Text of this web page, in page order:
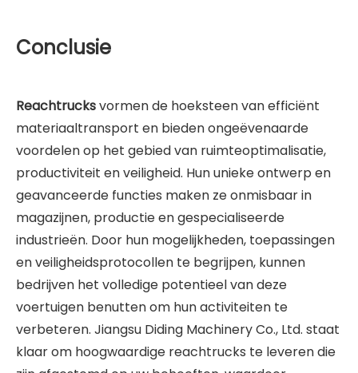
Conclusie
Reachtrucksvormen de hoeksteen van efficiënt
materiaaltransport en bieden ongeëvenaarde
voordelen op het gebied van ruimteoptimalisatie,
productiviteit en veiligheid. Hun unieke ontwerp en
geavanceerde functies maken ze onmisbaar in
magazijnen, productie en gespecialiseerde
industrieën. Door hun mogelijkheden, toepassingen
en veiligheidsprotocollen te begrijpen, kunnen
bedrijven het volledige potentieel van deze
voertuigen benutten om hun activiteiten te
verbeteren. Jiangsu Diding Machinery Co., Ltd. staat
klaar om hoogwaardige reachtrucks te leveren die